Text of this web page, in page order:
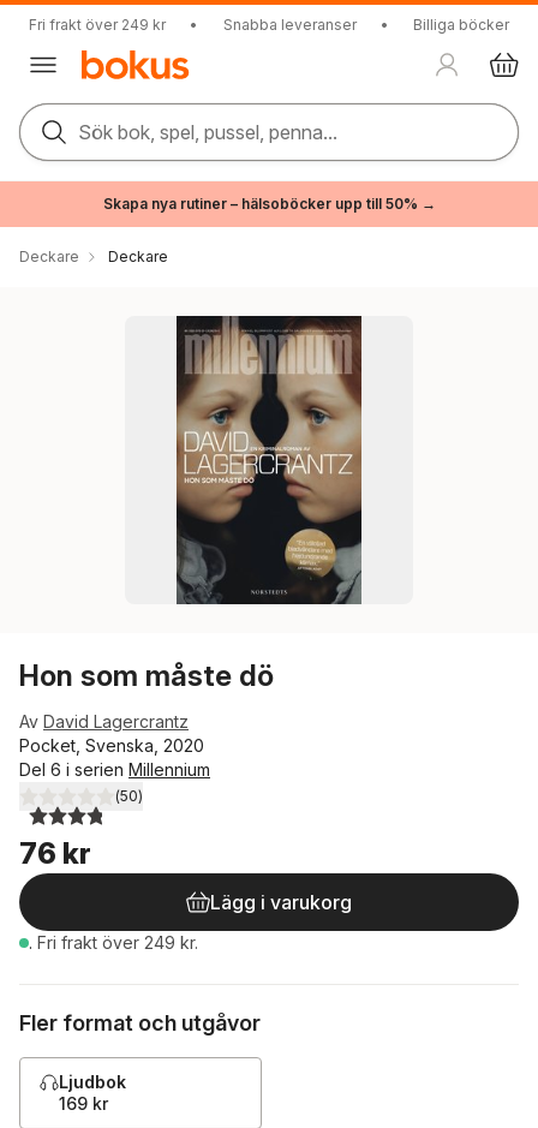
Fri frakt över 249 kr • Snabba leveranser • Billiga böcker
Sök bok, spel, pussel, penna...
Skapa nya rutiner – hälsoböcker upp till 50% →
Deckare Deckare
Hon som måste dö
Av David Lagercrantz
Pocket, Svenska, 2020
Del 6 i serien Millennium
3,8utav 5 stjärnor. Totalt antal röster:
(50)
76 kr
Lägg i varukorg
. Fri frakt över 249 kr.
Fler format och utgåvor
Ljudbok
169 kr